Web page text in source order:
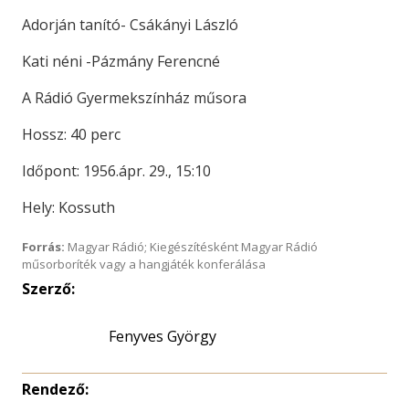
Adorján tanító- Csákányi László
Kati néni -Pázmány Ferencné
A Rádió Gyermekszínház műsora
Hossz: 40 perc
Időpont: 1956.ápr. 29., 15:10
Hely: Kossuth
Forrás: Magyar Rádió; Kiegészítésként Magyar Rádió
műsorboríték vagy a hangjáték konferálása
Szerző:
Fenyves György
Rendező: